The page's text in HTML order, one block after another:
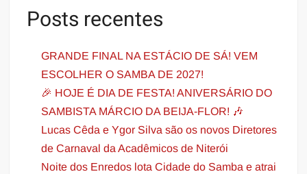
Posts recentes
GRANDE FINAL NA ESTÁCIO DE SÁ! VEM
ESCOLHER O SAMBA DE 2027!
🎉 HOJE É DIA DE FESTA! ANIVERSÁRIO DO
SAMBISTA MÁRCIO DA BEIJA-FLOR! 🎶
Lucas Cêda e Ygor Silva são os novos Diretores
de Carnaval da Acadêmicos de Niterói
Noite dos Enredos lota Cidade do Samba e atrai